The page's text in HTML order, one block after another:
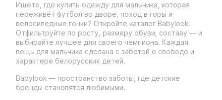
Ищете, где купить одежду для мальчика, которая
переживёт футбол во дворе, поход в горы и
велосипедные гонки? Откройте каталог Babylook.
Отфильтруйте по росту, размеру обуви, составу — и
выбирайте лучшее для своего чемпиона. Каждая
вещь для мальчика сделана с заботой о свободе и
характере белорусских детей.
Babylook — пространство заботы, где детские
бренды становятся любимыми.